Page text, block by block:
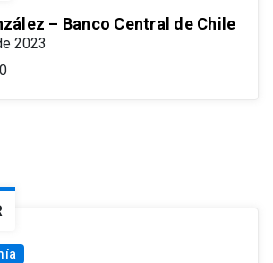
– Banco Central de Chile
2023